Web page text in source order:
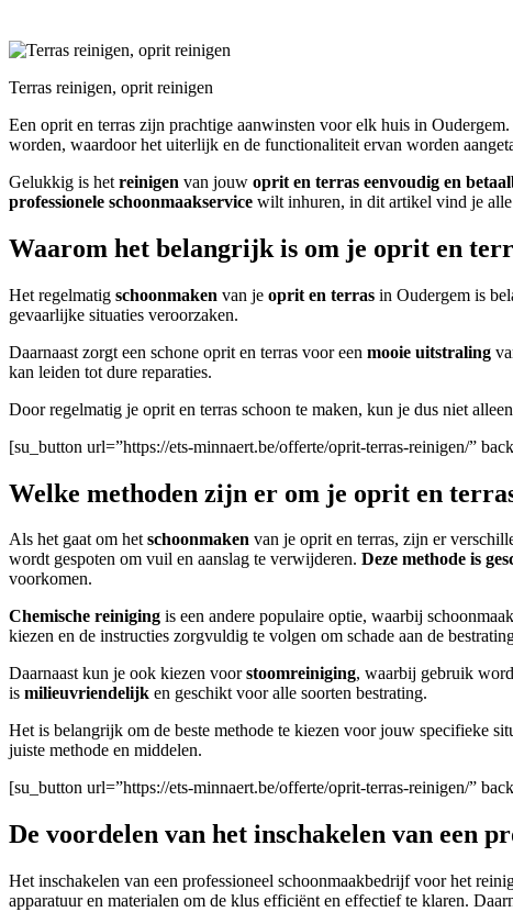
Terras reinigen, oprit reinigen
Een oprit en terras zijn prachtige aanwinsten voor elk huis in
worden, waardoor het uiterlijk en de functionaliteit ervan worden
Gelukkig is het reinigen van jouw oprit en terras eenvoudig en
professionele schoonmaakservice wilt inhuren, in dit artikel vind je
Waarom het belangrijk is om je oprit en
Het regelmatig schoonmaken van je oprit en terras in Oudergem is
gevaarlijke situaties veroorzaken.
Daarnaast zorgt een schone oprit en terras voor een mooie uitstraling
kan leiden tot dure reparaties.
Door regelmatig je oprit en terras schoon te maken, kun je dus niet
[su_button url=”https://ets-minnaert.be/offerte/oprit-terras-reinigen/”
Welke methoden zijn er om je oprit en
Als het gaat om hetschoonmaken van je oprit en terras, zijn er
wordt gespoten om vuil en aanslag te verwijderen. Deze methode is
voorkomen.
Chemische reiniging is een andere populaire optie, waarbij
kiezen en de instructies zorgvuldig te volgen om schade aan de
Daarnaast kun je ook kiezen voorstoomreiniging, waarbij gebruik
is milieuvriendelijk en geschikt voor alle soorten bestrating.
Het is belangrijk om de beste methode te kiezen voor jouw specifieke
juiste methode en middelen.
[su_button url=”https://ets-minnaert.be/offerte/oprit-terras-reinigen/”
De voordelen van het inschakelen van een
Het inschakelen van een professioneel schoonmaakbedrijf voor het
apparatuur en materialen om de klus efficiënt en effectief te klaren.